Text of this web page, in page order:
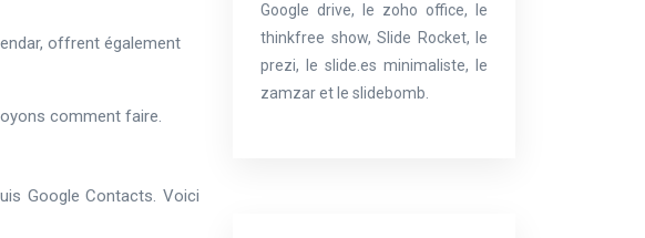
offrent également
comment faire.
Google Contacts. Voici
Google drive, le zoho office, le
thinkfree show, Slide Rocket, le
prezi, le slide.es minimaliste, le
zamzar et le slidebomb.